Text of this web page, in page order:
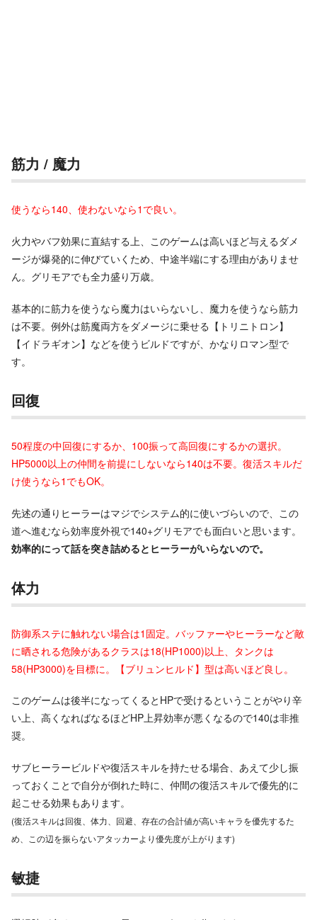
筋力 / 魔力
使うなら140、使わないなら1で良い。
火力やバフ効果に直結する上、このゲームは高いほど与えるダメ
ージが爆発的に伸びていくため、中途半端にする理由がありませ
ん。グリモアでも全力盛り万歳。
基本的に筋力を使うなら魔力はいらないし、魔力を使うなら筋力
は不要。例外は筋魔両方をダメージに乗せる【トリニトロン】
【イドラギオン】などを使うビルドですが、かなりロマン型で
す。
回復
50程度の中回復にするか、100振って高回復にするかの選択。
HP5000以上の仲間を前提にしないなら140は不要。復活スキルだ
け使うなら1でもOK。
先述の通りヒーラーはマジでシステム的に使いづらいので、この
道へ進むなら効率度外視で140+グリモアでも面白いと思います。
効率的にって話を突き詰めるとヒーラーがいらないので。
体力
防御系ステに触れない場合は1固定。バッファーやヒーラーなど敵
に晒される危険があるクラスは18(HP1000)以上、タンクは
58(HP3000)を目標に。【ブリュンヒルド】型は高いほど良し。
このゲームは後半になってくるとHPで受けるということがやり辛
い上、高くなればなるほどHP上昇効率が悪くなるので140は非推
奨。
サブヒーラービルドや復活スキルを持たせる場合、あえて少し振
っておくことで自分が倒れた時に、仲間の復活スキルで優先的に
起こせる効果もあります。
(復活スキルは回復、体力、回避、存在の合計値が高いキャラを優先するた
め、この辺を振らないアタッカーより優先度が上がります)
敏捷